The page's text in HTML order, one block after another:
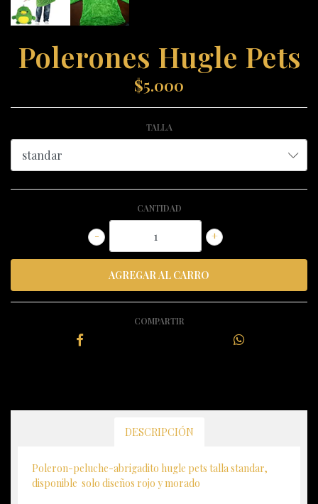
Polerones Hugle Pets
$5.000
TALLA
CANTIDAD
+
-
COMPARTIR
DESCRIPCIÓN
Poleron-peluche-abrigadito hugle pets talla standar,
disponible solo diseños rojo y morado